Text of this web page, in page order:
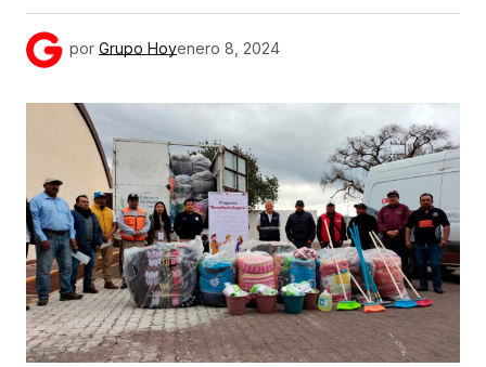
por Grupo Hoyenero 8, 2024